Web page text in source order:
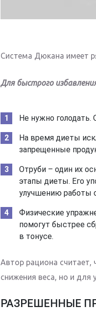
Система Дюкана имеет
Для быстрого
Не нужно голодать.
На время диеты
запрещенные
Отруби – один их
этапы диеты. Его
улучшению работы
Физические
помогут быстрее
в тонусе.
Автор рациона считает,
снижения веса, но и для
РАЗРЕШЕННЫЕ